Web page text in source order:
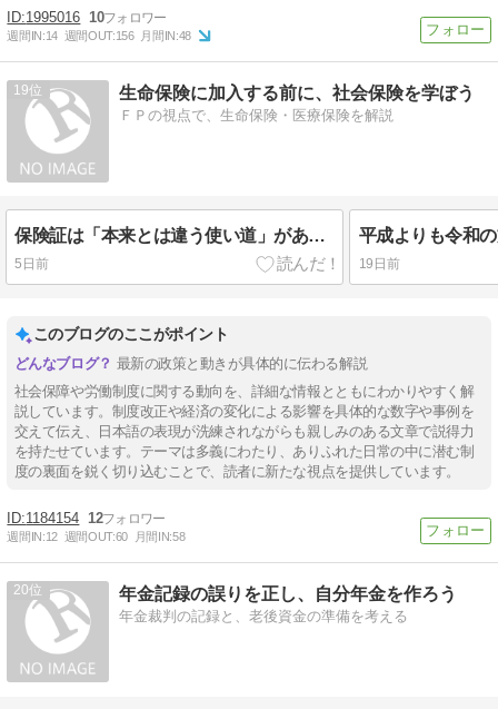
1995016 10
週間IN:14 週間OUT:156 月間IN:48
19 生命保険に加入する前に、社会保険を学ぼう
ＦＰの視点で、生命保険・医療保険を解説
保険証は「本来とは違う使い道」があるので、特例の終了後も捨てない方が良い
5日前 19日前
このブログのここがポイント
最新の政策と動きが具体的に伝わる解説
社会保障や労働制度に関する動向を、詳細な情報とともにわかりやすく解
説しています。制度改正や経済の変化による影響を具体的な数字や事例を
交えて伝え、日本語の表現が洗練されながらも親しみのある文章で説得力
を持たせています。テーマは多義にわたり、ありふれた日常の中に潜む制
度の裏面を鋭く切り込むことで、読者に新たな視点を提供しています。
1184154 12
週間IN:12 週間OUT:60 月間IN:58
20 年金記録の誤りを正し、自分年金を作ろう
年金裁判の記録と、老後資金の準備を考える